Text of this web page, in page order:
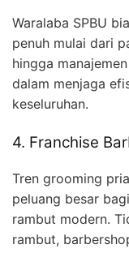
Waralaba SPBU
penuh mulai dari
hingga
dalam menjaga
keseluruhan.
4. Franchise
Tren grooming
peluang besar
rambut modern.
rambut,